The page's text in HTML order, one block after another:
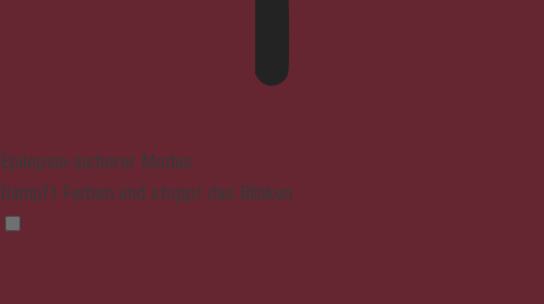
Epilepsie-sicherer Modus
Dämpft Farben und stoppt das Blinken